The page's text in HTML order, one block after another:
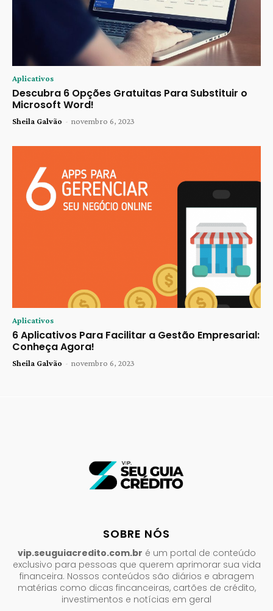
Aplicativos
Descubra 6 Opções Gratuitas Para Substituir o
Microsoft Word!
Sheila Galvão - novembro 6, 2023
Aplicativos
6 Aplicativos Para Facilitar a Gestão Empresarial:
Conheça Agora!
Sheila Galvão - novembro 6, 2023
SOBRE NÓS
vip.seuguiacredito.com.br é um portal de conteúdo
exclusivo para pessoas que querem aprimorar sua vida
financeira. Nossos conteúdos são diários e abragem
matérias como dicas fincanceiras, cartões de crédito,
investimentos e notícias em geral